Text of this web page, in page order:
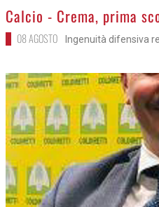
>
Calcio - Crema, prima
08 AGOSTO Ingenuità difensiva